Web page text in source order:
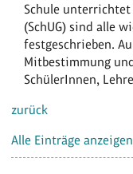
Schule unterrichtet
(SchUG) sind alle
festgeschrieben.
Mitbestimmung
SchülerInnen,
zurück
Alle Einträge anzeigen